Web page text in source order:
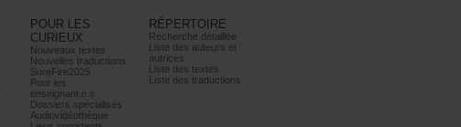
POURLES
CURIEUX
Nouveauxtextes
Nouvellestraductions
SureFire2025
Pourles
enseignant.e.s
Dossiersspécialisés
Audiovidéothèque
RÉPERTOIRE
Recherchedétaillée
Listedesauteurset
autrices
Listedestextes
Listedestraductions